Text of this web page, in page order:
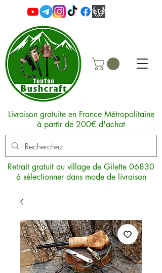
Livraison gratuite en France Métropolitaine
à partir de 200€ d'achat
Retrait gratuit au village de Gilette 06830
à sélectionner dans mode de livraison